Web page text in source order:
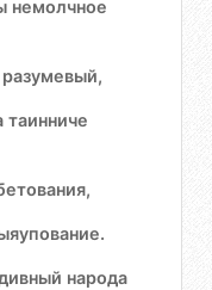
немолчное
таинниче
народа